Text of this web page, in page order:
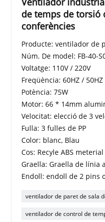
de temps de torsió
conferències
Producte: ventilador de
Núm. De model: FB-40-
Voltatge: 110V / 220V
Freqüència: 60HZ / 50HZ
Potència: 75W
Motor: 66 * 14mm
Velocitat: elecció de 3
Fulla: 3 fulles de PP
Color: blanc, Blau
Cos: Recyle ABS meterial
Graella: Graella de línia
Endoll: endoll de 2 pins
ventilador de paret de sala
ventilador de control de